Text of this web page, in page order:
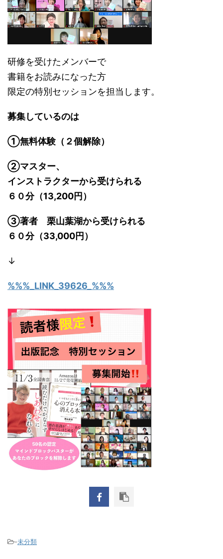
研修を受けたメンバーで
書籍をお読みになった方
限定の特別セッションを担当します。
募集しているのは
①無料体験（２個解除）
②マスター、
インストラクターから受けられる
６０分（13,200円）
③著者 栗山葉湖から受けられる
６０分（33,000円）
↓
%%%_LINK_39626_%%%
-未分類